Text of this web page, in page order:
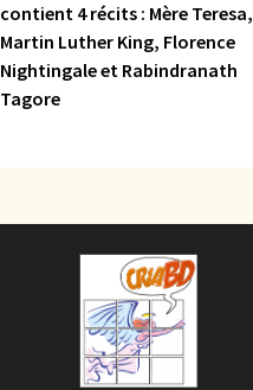
contient 4 récits : Mère Teresa,
Martin Luther King, Florence
Nightingale et Rabindranath
Tagore